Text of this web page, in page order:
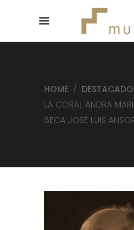
HOME /
LA CORAL ANDRA
BECA JOSÉ LUIS